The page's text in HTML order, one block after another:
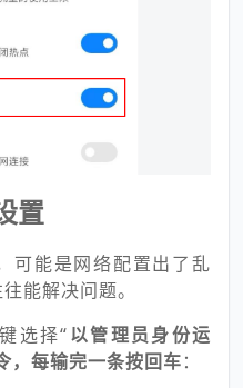
置
可能是网络配置出了乱
能解决问题。
选择“以管理员身份运
，每输完一条按回车：